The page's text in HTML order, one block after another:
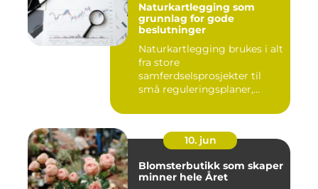
Naturkartlegging som
grunnlag for gode
beslutninger
Naturkartlegging brukes i alt
fra store
samferdselsprosjekter til
små reguleringsplaner,
10. jun
Blomsterbutikk som skaper
minner hele Året